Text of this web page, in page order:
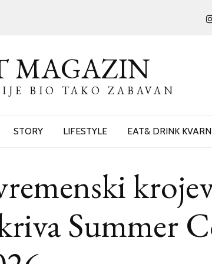
MAGAZIN
BIO TAKO ZABAVAN
STORY LIFESTYLE EAT& DRINK
Summer